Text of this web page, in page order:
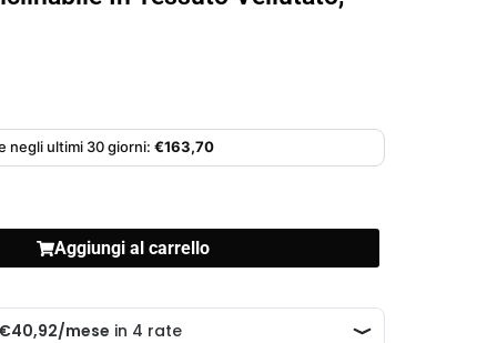
negli ultimi 30 giorni: €163,70
Aggiungi al carrello